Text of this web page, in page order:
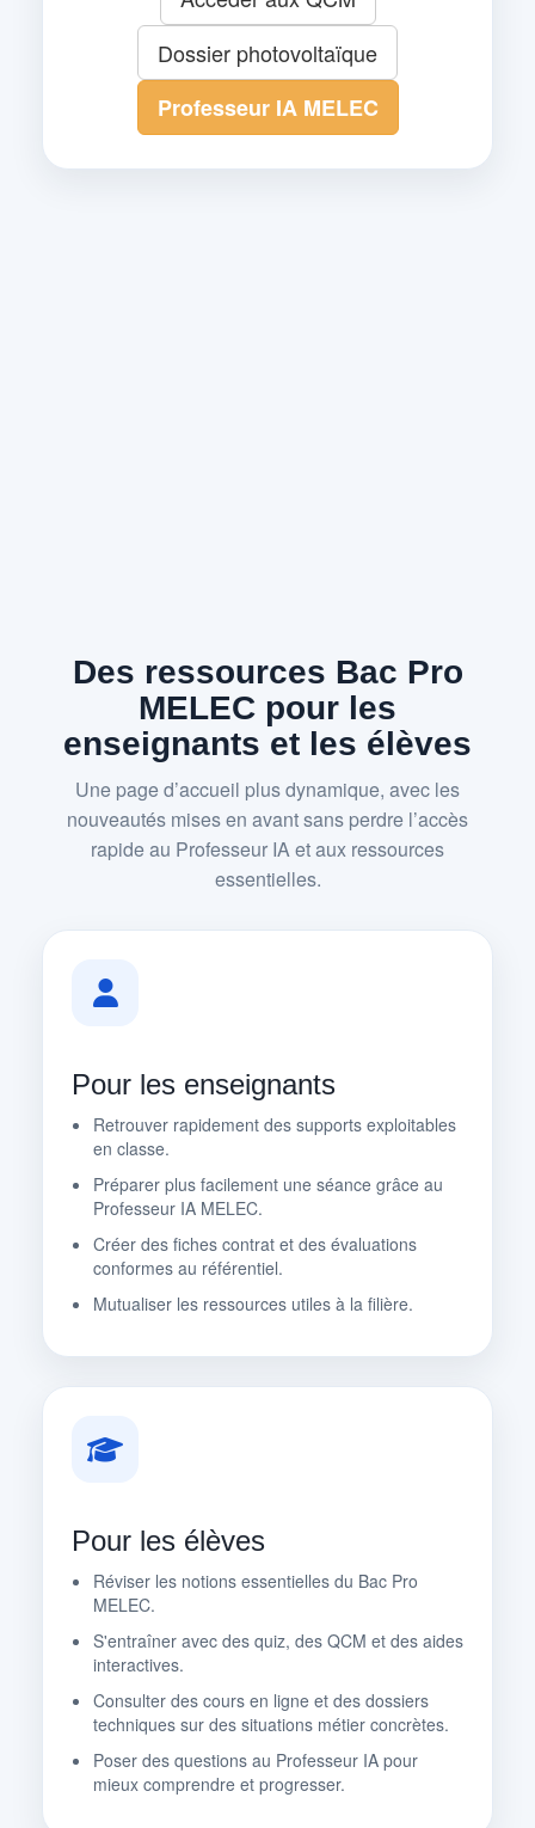
Dossier photovoltaïque
Professeur IA MELEC
Des ressources Bac Pro
MELEC pour les
enseignants et les élèves
Une page d’accueil plus dynamique, avec les
nouveautés mises en avant sans perdre l’accès
rapide au Professeur IA et aux ressources
essentielles.
Pour les enseignants
Retrouver rapidement des supports exploitables
en classe.
Préparer plus facilement une séance grâce au
Professeur IA MELEC.
Créer des fiches contrat et des évaluations
conformes au référentiel.
Mutualiser les ressources utiles à la filière.
Pour les élèves
Réviser les notions essentielles du Bac Pro
MELEC.
S'entraîner avec des quiz, des QCM et des aides
interactives.
Consulter des cours en ligne et des dossiers
techniques sur des situations métier concrètes.
Poser des questions au Professeur IA pour
mieux comprendre et progresser.